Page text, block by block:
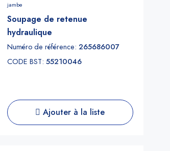
jambe
Soupage de retenue
hydraulique
Numéro de référence: 265686007
CODE BST: 55210046
Ajouter à la liste